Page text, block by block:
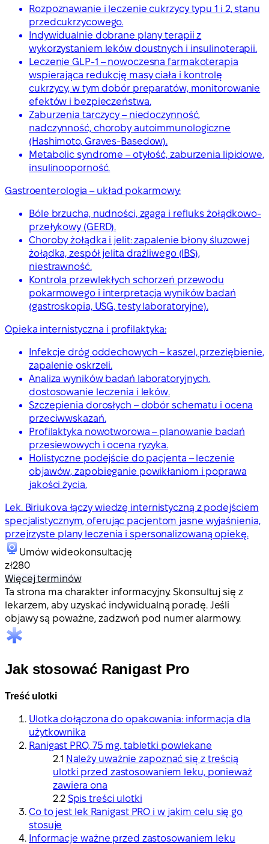
Rozpoznawanie i leczenie cukrzycy typu 1 i 2, stanu
przedcukrzycowego.
Indywidualnie dobrane plany terapii z
wykorzystaniem leków doustnych i insulinoterapii.
Leczenie GLP-1 – nowoczesna farmakoterapia
wspierająca redukcję masy ciała i kontrolę
cukrzycy, w tym dobór preparatów, monitorowanie
efektów i bezpieczeństwa.
Zaburzenia tarczycy – niedoczynność,
nadczynność, choroby autoimmunologiczne
(Hashimoto, Graves-Basedow).
Metabolic syndrome – otyłość, zaburzenia lipidowe,
insulinooporność.
Gastroenterologia – układ pokarmowy:
Bóle brzucha, nudności, zgaga i refluks żołądkowo-
przełykowy (GERD).
Choroby żołądka i jelit: zapalenie błony śluzowej
żołądka, zespół jelita drażliwego (IBS),
niestrawność.
Kontrola przewlekłych schorzeń przewodu
pokarmowego i interpretacja wyników badań
(gastroskopia, USG, testy laboratoryjne).
Opieka internistyczna i profilaktyka:
Infekcje dróg oddechowych – kaszel, przeziębienie,
zapalenie oskrzeli.
Analiza wyników badań laboratoryjnych,
dostosowanie leczenia i leków.
Szczepienia dorosłych – dobór schematu i ocena
przeciwwskazań.
Profilaktyka nowotworowa – planowanie badań
przesiewowych i ocena ryzyka.
Holistyczne podejście do pacjenta – leczenie
objawów, zapobieganie powikłaniom i poprawa
jakości życia.
Lek. Biriukova łączy wiedzę internistyczną z podejściem
specjalistycznym, oferując pacjentom jasne wyjaśnienia,
przejrzyste plany leczenia i spersonalizowaną opiekę.
Umów wideokonsultację
zł280
Więcej terminów
Ta strona ma charakter informacyjny. Skonsultuj się z
lekarzem, aby uzyskać indywidualną poradę. Jeśli
objawy są poważne, zadzwoń pod numer alarmowy.
Jak stosować Ranigast Pro
Treść ulotki
Ulotka dołączona do opakowania: informacja dla
użytkownika
Ranigast PRO, 75 mg, tabletki powlekane
Należy uważnie zapoznać się z treścią
ulotki przed zastosowaniem leku, ponieważ
zawiera ona
Spis treści ulotki
Co to jest lek Ranigast PRO i w jakim celu się go
stosuje
Informacje ważne przed zastosowaniem leku